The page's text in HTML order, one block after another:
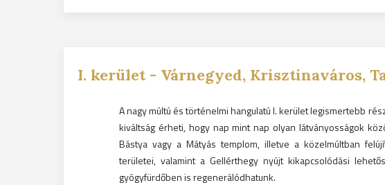
I. kerület - Várnegyed, Krisztinaváros,
A nagy múltú és történelmi hangulatú I. kerület legismertebb
kiváltság érheti, hogy nap mint nap olyan látványosságok
Bástya vagy a Mátyás templom, illetve a közelmúltban
területei, valamint a Gellérthegy nyújt kikapcsolódási
gyógyfürdőben is regenerálódhatunk.